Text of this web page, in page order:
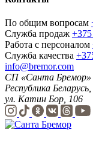
По общим вопросам
Служба продаж
Работа с персоналом
Служба качества
info@bremor.com
СП «Санта
Республика
ул. Катин Бор, 106